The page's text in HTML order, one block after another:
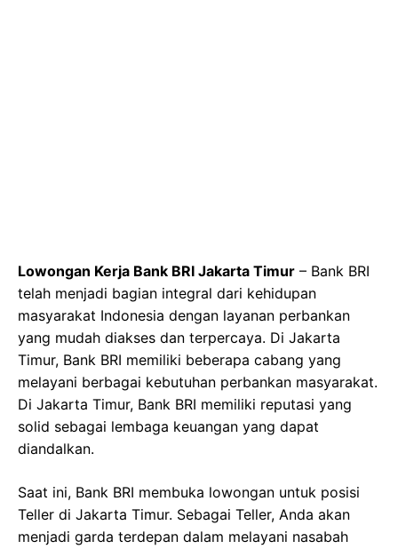
Lowongan Kerja Bank BRI Jakarta Timur – Bank BRI
telah menjadi bagian integral dari kehidupan
masyarakat Indonesia dengan layanan perbankan
yang mudah diakses dan terpercaya. Di Jakarta
Timur, Bank BRI memiliki beberapa cabang yang
melayani berbagai kebutuhan perbankan masyarakat.
Di Jakarta Timur, Bank BRI memiliki reputasi yang
solid sebagai lembaga keuangan yang dapat
diandalkan.
Saat ini, Bank BRI membuka lowongan untuk posisi
Teller di Jakarta Timur. Sebagai Teller, Anda akan
menjadi garda terdepan dalam melayani nasabah